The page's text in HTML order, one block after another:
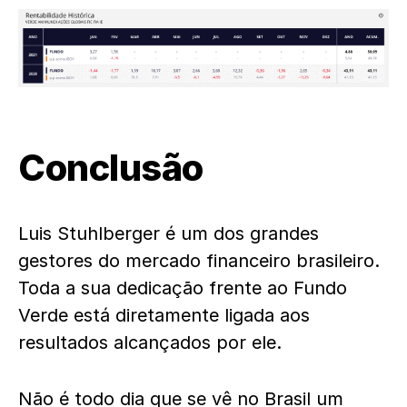
Conclusão
Luis Stuhlberger é um dos grandes
gestores do mercado financeiro brasileiro.
Toda a sua dedicação frente ao Fundo
Verde está diretamente ligada aos
resultados alcançados por ele.
Não é todo dia que se vê no Brasil um